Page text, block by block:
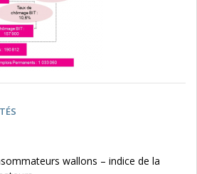
wallons – indice de la